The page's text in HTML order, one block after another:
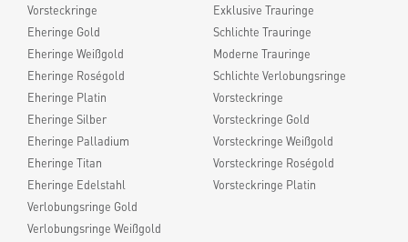
Vorsteckringe
Eheringe Gold
Eheringe Weißgold
Eheringe Roségold
Eheringe Platin
Eheringe Silber
Eheringe Palladium
Eheringe Titan
Eheringe Edelstahl
Verlobungsringe Gold
Verlobungsringe Weißgold
Exklusive Trauringe
Schlichte Trauringe
Moderne Trauringe
Schlichte Verlobungsringe
Vorsteckringe
Vorsteckringe Gold
Vorsteckringe Weißgold
Vorsteckringe Roségold
Vorsteckringe Platin